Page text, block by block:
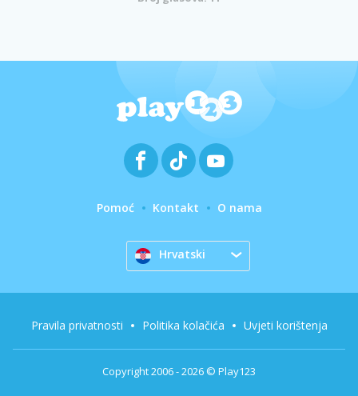
Pomoć Kontakt O nama
Hrvatski
Copyright 2006 - 2026 © Play123
Pravila privatnosti Politika kolačića Uvjeti korištenja